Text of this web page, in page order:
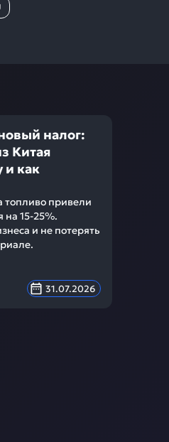
налог:
Китая
и как
топливо привели
на 15-25%.
и не потерять
31.07.2026